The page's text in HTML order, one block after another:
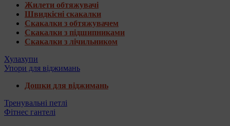
Жилети обтяжувачі
Швидкісні скакалки
Скакалки з обтяжувачем
Скакалки з підшипниками
Скакалки з лічильником
Хулахупи
Упори для віджимань
Дошки для віджимань
Тренувальні петлі
Фітнес гантелі